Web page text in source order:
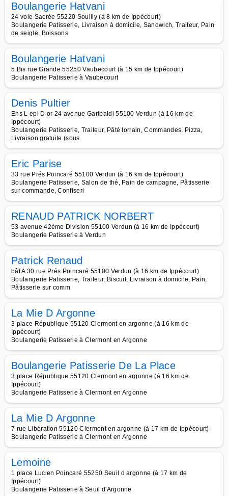
Boulangerie Hatvani
24 voie Sacrée 55220 Souilly (à 8 km de Ippécourt)
Boulangerie Patisserie, Livraison à domicile, Sandwich, Traiteur, Pain
de seigle, Boissons
Boulangerie Hatvani
5 Bis rue Grande 55250 Vaubecourt (à 15 km de Ippécourt)
Boulangerie Patisserie à Vaubecourt
Denis Pultier
Ens L epi D or 24 avenue Garibaldi 55100 Verdun (à 16 km de
Ippécourt)
Boulangerie Patisserie, Traiteur, Pâté lorrain, Commandes, Pizza,
Livraison gratuite (sous
Eric Parise
33 rue Prés Poincaré 55100 Verdun (à 16 km de Ippécourt)
Boulangerie Patisserie, Salon de thé, Pain de campagne, Pâtisserie
sur commande, Confiseri
RENAUD PATRICK NORBERT
53 avenue 42ème Division 55100 Verdun (à 16 km de Ippécourt)
Boulangerie Patisserie à Verdun
Patrick Renaud
bât A 30 rue Prés Poincaré 55100 Verdun (à 16 km de Ippécourt)
Boulangerie Patisserie, Traiteur, Biscuit, Livraison à domicile, Pain,
Pâtisserie sur comm
La Mie D Argonne
3 place République 55120 Clermont en argonne (à 16 km de
Ippécourt)
Boulangerie Patisserie à Clermont en Argonne
Boulangerie Patisserie De La Place
3 place République 55120 Clermont en argonne (à 16 km de
Ippécourt)
Boulangerie Patisserie à Clermont en Argonne
La Mie D Argonne
7 rue Libération 55120 Clermont en argonne (à 17 km de Ippécourt)
Boulangerie Patisserie à Clermont en Argonne
Lemoine
1 place Lucien Poincaré 55250 Seuil d argonne (à 17 km de
Ippécourt)
Boulangerie Patisserie à Seuil d'Argonne